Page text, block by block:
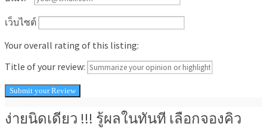
เว็บไซต์
Your overall rating of this listing:
Title of your review:
ง่ายนิดเดียว !!! รู้ผลในทันที เลือกจองคิว